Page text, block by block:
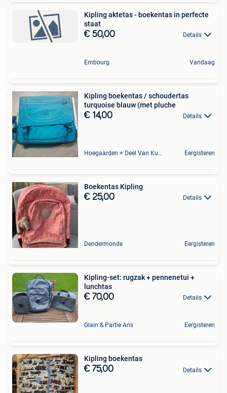
Kipling aktetas - boekentas in perfecte
staat
€ 50,00 Details
Embourg Vandaag
Kipling boekentas / schoudertas
turquoise blauw (met pluche
€ 14,00 Details
Hoegaarden + Deel Van Kumtich + Deel Van Tienen Eergisteren
Boekentas Kipling
€ 25,00 Details
Dendermonde Eergisteren
Kipling-set: rugzak + pennenetui +
lunchtas
€ 70,00 Details
Glain & Partie Ans Eergisteren
Kipling boekentas
€ 75,00 Details